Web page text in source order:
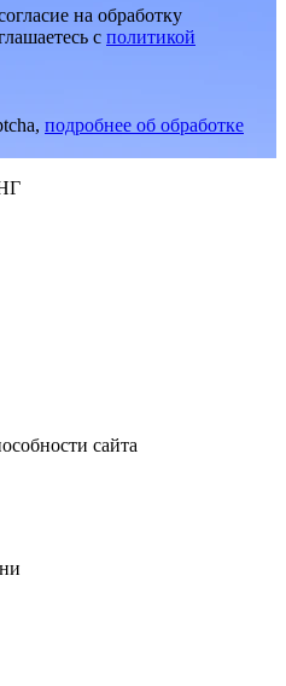
на обработку
c политикой
подробнее об обработке
сайта